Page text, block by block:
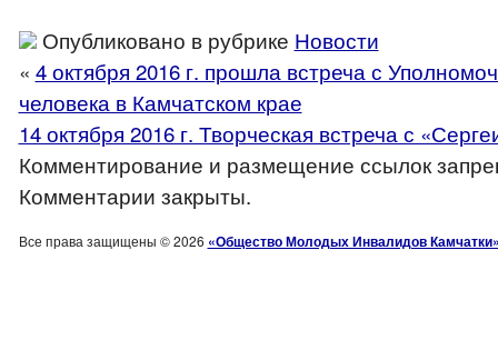
Опубликовано в рубрике Новости
« 4 октября 2016 г. прошла встреча с
человека в Камчатском крае
14 октября 2016 г. Творческая встреча с
Комментирование и размещение ссылок
Комментарии закрыты.
Все права защищены © 2026 «Общество Молодых Инвалидов